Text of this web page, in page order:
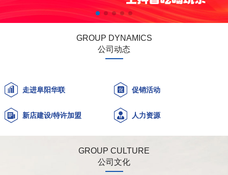
GROUP DYNAMICS
公司动态
走进阜阳华联 促销活动
新店建设/特许加盟 人力资源
GROUP CULTURE
公司文化